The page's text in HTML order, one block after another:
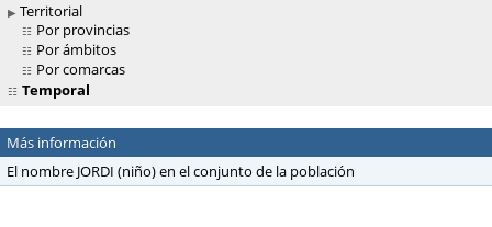
Territorial
Por provincias
Por ámbitos
Por comarcas
Temporal
Más información
El nombre JORDI (niño) en el conjunto de la población